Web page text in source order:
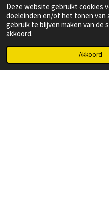
Deze website gebruikt cookies
doeleinden en/of het tonen van
gebruik te blijven maken van de
akkoord.
Akkoord
Industriële installaties
Recyclage- en
Piekshaving en noodstroom
Combinatie met netstroom,
modulaire opbouw
worden op uw energiebehoefte.